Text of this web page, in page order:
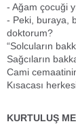
- Ağam çocuği
- Peki, buraya,
doktorum?
“Solcuların
Sağcıların
Cami
Kısacası
KURTULUŞ